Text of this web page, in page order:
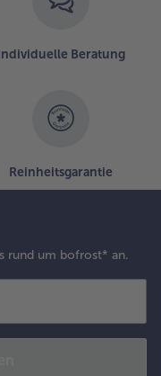
Beratung
Reinheitsgarantie
rund um bofrost* an.